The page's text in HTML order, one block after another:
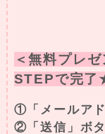
＜無料プレ
STEPで完了
①「メールアド
②「送信」ボタ